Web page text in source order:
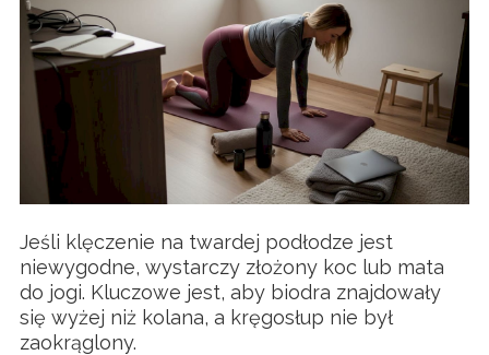
Jeśli klęczenie na twardej podłodze jest
niewygodne, wystarczy złożony koc lub mata
do jogi. Kluczowe jest, aby biodra znajdowały
się wyżej niż kolana, a kręgosłup nie był
zaokrąglony.